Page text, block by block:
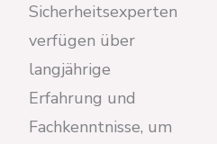
Sicherheitsexperten
verfügen über
langjährige
Erfahrung und
Fachkenntnisse, um